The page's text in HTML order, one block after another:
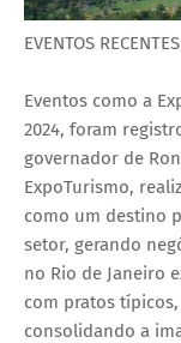
EVENTOS RECENTES
Eventos como a
2024, foram
governador de
ExpoTurismo,
como um destino
setor, gerando
no Rio de Janeiro
com pratos
consolidando a